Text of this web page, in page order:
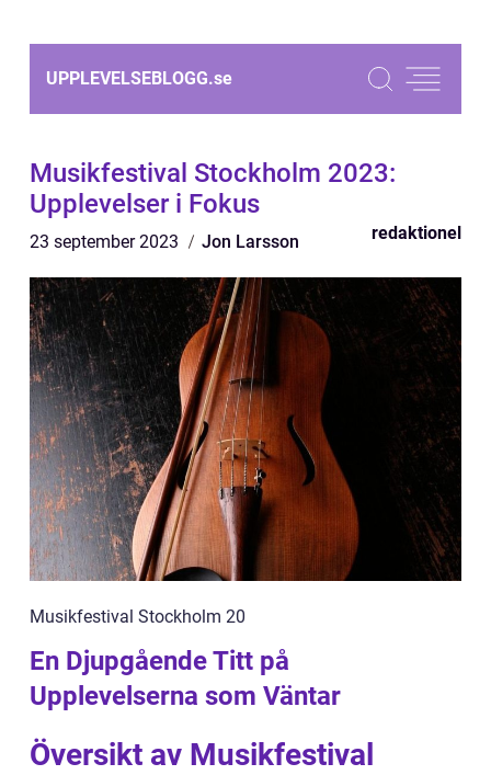
UPPLEVELSEBLOGG.se
Musikfestival Stockholm 2023:
Upplevelser i Fokus
23 september 2023 Jon Larsson redaktionel
Musikfestival Stockholm 20
En Djupgående Titt på
Upplevelserna som Väntar
Översikt av Musikfestival